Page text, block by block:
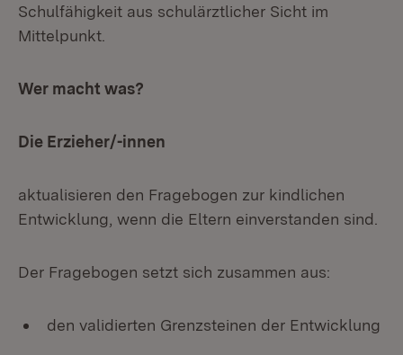
Schulfähigkeit aus schulärztlicher Sicht im
Mittelpunkt.
Wer macht was?
Die Erzieher/-innen
aktualisieren den Fragebogen zur kindlichen
Entwicklung, wenn die Eltern einverstanden sind.
Der Fragebogen setzt sich zusammen aus:
den validierten Grenzsteinen der Entwicklung